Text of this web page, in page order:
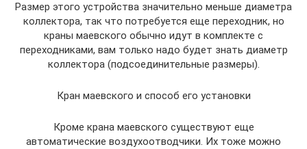
Размер этого устройства значительно меньше диаметра
коллектора, так что потребуется еще переходник, но
краны маевского обычно идут в комплекте с
переходниками, вам только надо будет знать диаметр
коллектора (подсоединительные размеры).
Кран маевского и способ его установки
Кроме крана маевского существуют еще
автоматические воздухоотводчики. Их тоже можно